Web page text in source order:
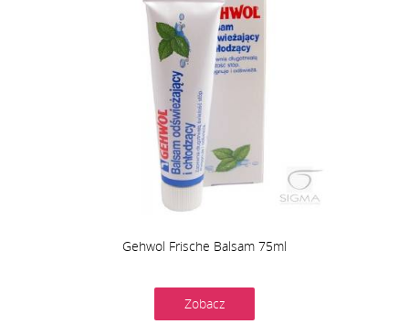
Gehwol Frische Balsam 75ml
Zobacz